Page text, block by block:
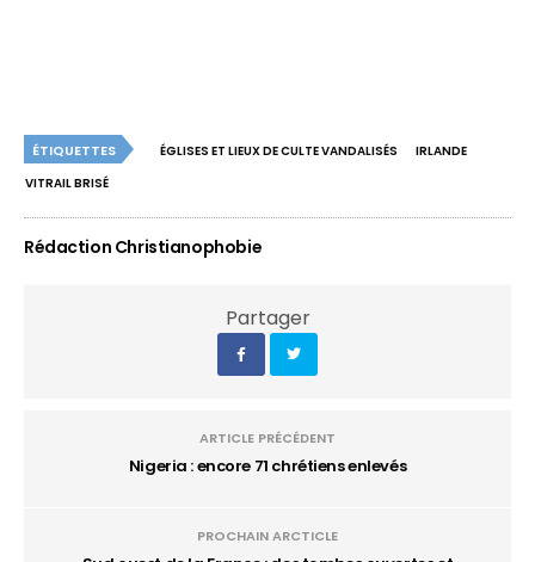
ÉTIQUETTES ÉGLISES ET LIEUX DE CULTE VANDALISÉS
IRLANDE
VITRAIL BRISÉ
Rédaction Christianophobie
Partager
ARTICLE PRÉCÉDENT
Nigeria : encore 71 chrétiens enlevés
PROCHAIN ARCTICLE